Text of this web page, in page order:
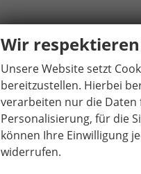
Wir
Unsere Website setzt
bereitzustellen. Hierbei
verarbeiten nur die Daten
Personalisierung, für die
können Ihre Einwilligung
widerrufen.